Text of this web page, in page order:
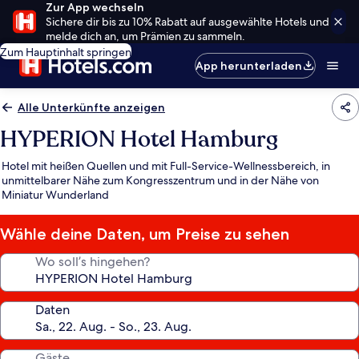
Zur App wechseln
Sichere dir bis zu 10% Rabatt auf ausgewählte Hotels und
melde dich an, um Prämien zu sammeln.
Zum Hauptinhalt springen
App herunterladen
Alle Unterkünfte anzeigen
HYPERION Hotel Hamburg
Hotel mit heißen Quellen und mit Full-Service-Wellnessbereich, in
unmittelbarer Nähe zum Kongresszentrum und in der Nähe von
Miniatur Wunderland
Wähle deine Daten, um Preise zu sehen
Wo soll’s hingehen?
Daten